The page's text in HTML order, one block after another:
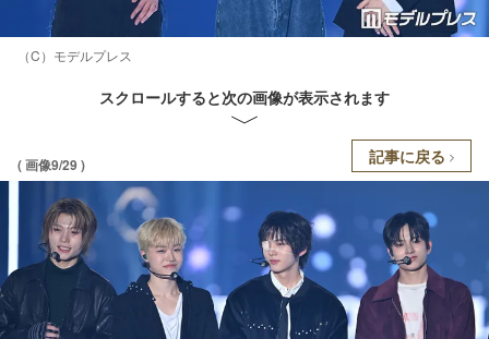
（C）モデルプレス
スクロールすると次の画像が表示されます
( 画像9/29 ) 記事に戻る